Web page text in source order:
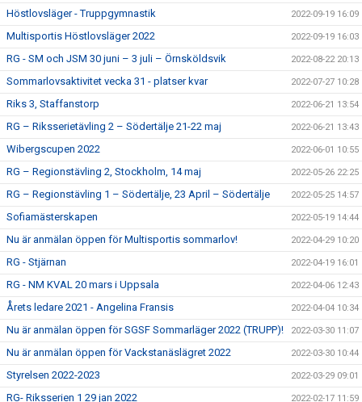
Höstlovsläger - Truppgymnastik 2022-09-19 16:09
Multisportis Höstlovsläger 2022 2022-09-19 16:03
RG - SM och JSM 30 juni – 3 juli – Örnsköldsvik 2022-08-22 20:13
Sommarlovsaktivitet vecka 31 - platser kvar 2022-07-27 10:28
Riks 3, Staffanstorp 2022-06-21 13:54
RG – Riksserietävling 2 – Södertälje 21-22 maj 2022-06-21 13:43
Wibergscupen 2022 2022-06-01 10:55
RG – Regionstävling 2, Stockholm, 14 maj 2022-05-26 22:25
RG – Regionstävling 1 – Södertälje, 23 April – Södertälje 2022-05-25 14:57
Sofiamästerskapen 2022-05-19 14:44
Nu är anmälan öppen för Multisportis sommarlov! 2022-04-29 10:20
RG - Stjärnan 2022-04-19 16:01
RG - NM KVAL 20 mars i Uppsala 2022-04-06 12:43
Årets ledare 2021 - Angelina Fransis 2022-04-04 10:34
Nu är anmälan öppen för SGSF Sommarläger 2022 (TRUPP)! 2022-03-30 11:07
Nu är anmälan öppen för Vackstanäslägret 2022 2022-03-30 10:44
Styrelsen 2022-2023 2022-03-29 09:01
RG- Riksserien 1 29 jan 2022 2022-02-17 11:59